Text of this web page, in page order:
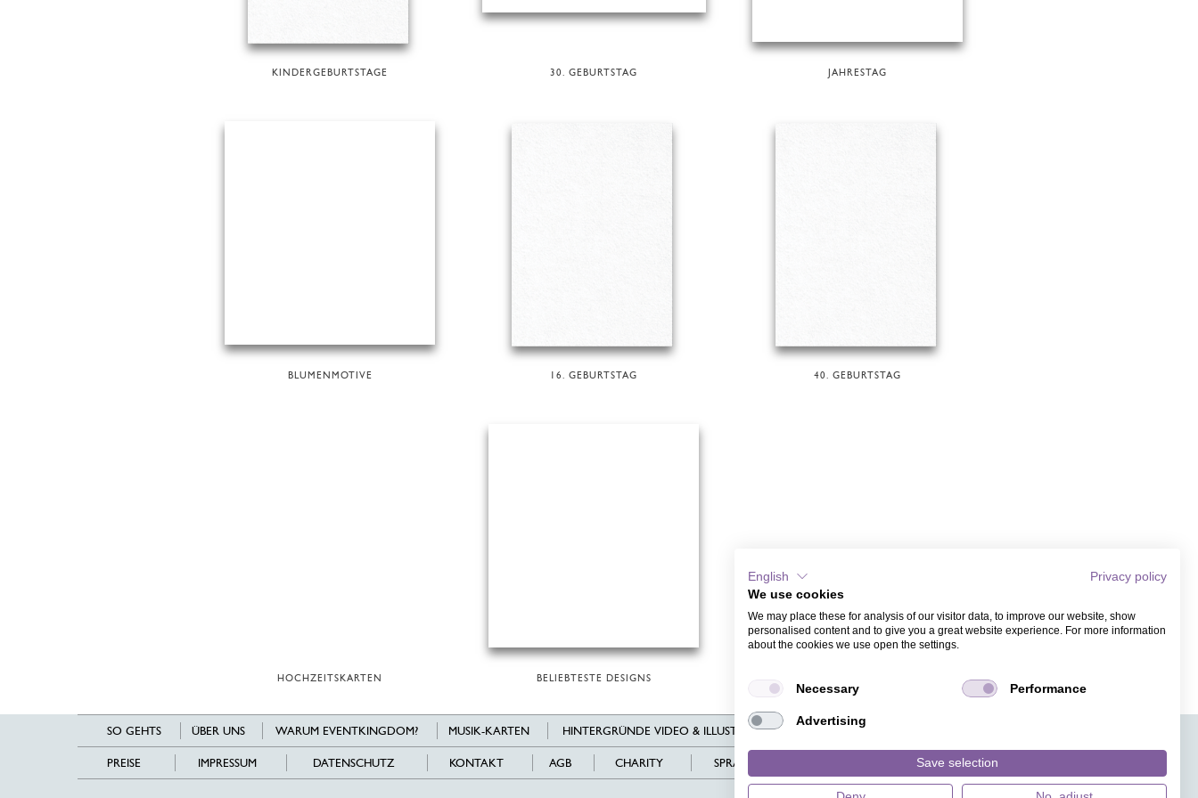
KINDERGEBURTSTAGE 30. GEBURTSTAG JAHRESTAG
BLUMENMOTIVE 16. GEBURTSTAG 40. GEBURTSTAG
HOCHZEITSKARTEN BELIEBTESTE DESIGNS
SO GEHTS ÜBER UNS WARUM EVENTKINGDOM? MUSIK-KARTEN HINTERGRÜNDE VIDEO & ILLUSTRATIONEN
PREISE IMPRESSUM DATENSCHUTZ KONTAKT AGB CHARITY SPRACHEN HILFE
English
Privacy policy
We use cookies
We may place these for analysis of our visitor data, to improve our website, show
personalised content and to give you a great website experience. For more information
about the cookies we use open the settings.
Necessary Performance
Advertising
Save selection